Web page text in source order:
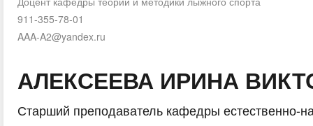
911-355-78-01
AAA-A2@yandex.ru
АЛЕКСЕЕВА ИРИНА
Старший преподаватель кафедры естественно-